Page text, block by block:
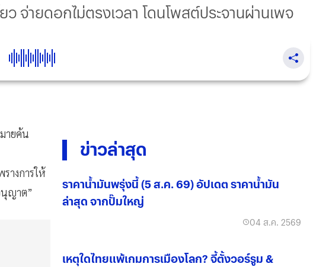
จ่ายดอกไม่ตรงเวลา โดนโพสต์ประจานผ่านเพจ
ายค้น
างการให้
นุญาต”
ข่าวล่าสุด
ราคาน้ำมันพรุ่งนี้ (5 ส.ค. 69) อัปเดต ราคาน้ำมัน
ล่าสุด จากปั๊มใหญ่
04 ส.ค. 2569
เหตุใดไทยแพ้เกมการเมืองโลก? จี้ตั้งวอร์รูม &